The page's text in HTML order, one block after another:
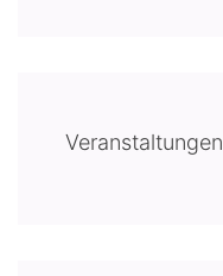
Veranstaltungen